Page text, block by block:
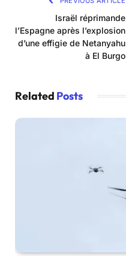
Israël réprimande
l’Espagne après l’explosion
d’une effigie de Netanyahu
à El Burgo
Related Posts